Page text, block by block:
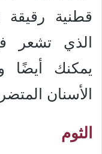
قطنية
الذي تشعر
يمكنك أيضًا
الأسنان
الثوم